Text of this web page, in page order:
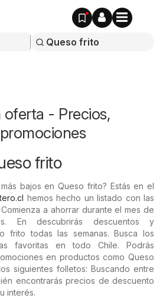
- Precios,
frito
bajos en Queso frito? Estás en el
hemos hecho un listado con las
a ahorrar durante el mes de
En descubrirás descuentos y
frito todas las semanas. Busca los
favoritas en todo Chile. Podrás
en productos como Queso
siguientes folletos: Buscando entre
encontrarás precios de descuento
interés.